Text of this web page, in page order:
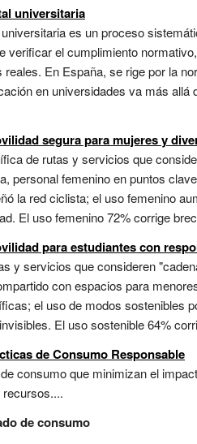
universitaria
es un proceso
verificar el cumplimiento
En España, se rige por la
en universidades va más
segura para mujeres y
de rutas y servicios que
personal femenino en puntos
la red ciclista; el uso femenino
El uso femenino 72% corrige
para estudiantes con
y servicios que consideren
con espacios para
el uso de modos sostenibles
El uso sostenible 64%
de Consumo Responsable
consumo que minimizan el
de consumo